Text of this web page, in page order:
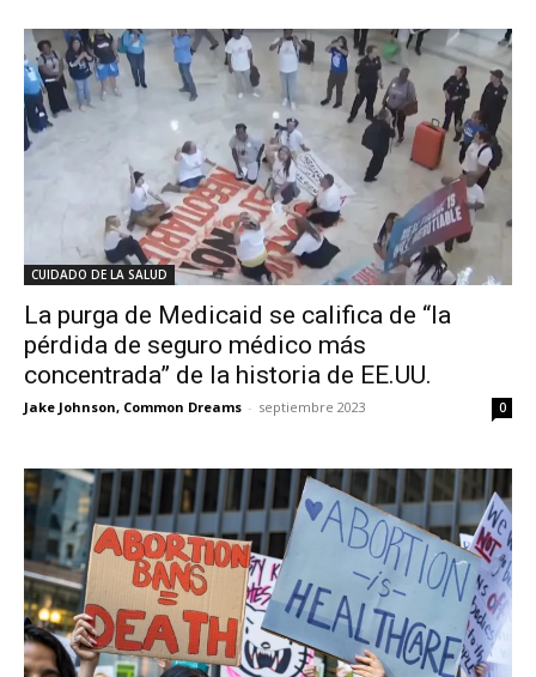
CUIDADO DE LA SALUD
La purga de Medicaid se califica de “la
pérdida de seguro médico más
concentrada” de la historia de EE.UU.
Jake Johnson, Common Dreams - septiembre 2023 0